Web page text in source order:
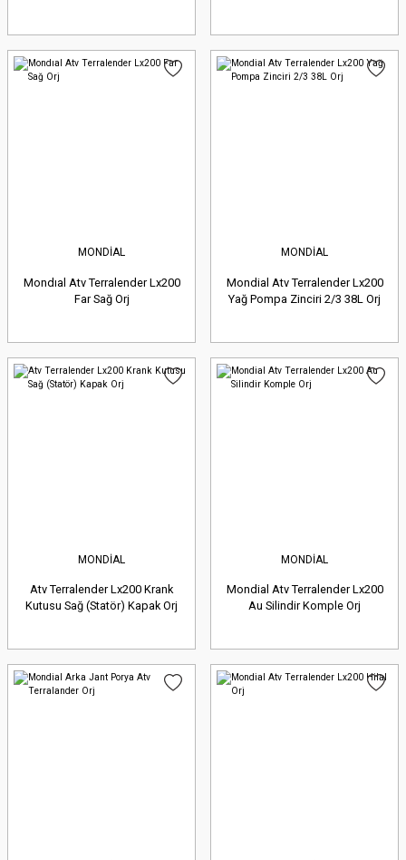
MONDİAL
Mondıal Atv Terralender Lx200
Far Sağ Orj
MONDİAL
Mondial Atv Terralender Lx200
Yağ Pompa Zinciri 2/3 38L Orj
MONDİAL
Atv Terralender Lx200 Krank
Kutusu Sağ (Statör) Kapak Orj
MONDİAL
Mondial Atv Terralender Lx200
Au Silindir Komple Orj